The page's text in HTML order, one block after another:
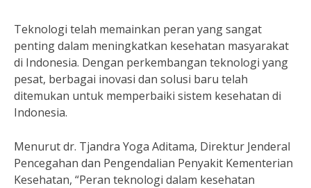
Teknologi telah memainkan peran yang sangat
penting dalam meningkatkan kesehatan masyarakat
di Indonesia. Dengan perkembangan teknologi yang
pesat, berbagai inovasi dan solusi baru telah
ditemukan untuk memperbaiki sistem kesehatan di
Indonesia.
Menurut dr. Tjandra Yoga Aditama, Direktur Jenderal
Pencegahan dan Pengendalian Penyakit Kementerian
Kesehatan, “Peran teknologi dalam kesehatan